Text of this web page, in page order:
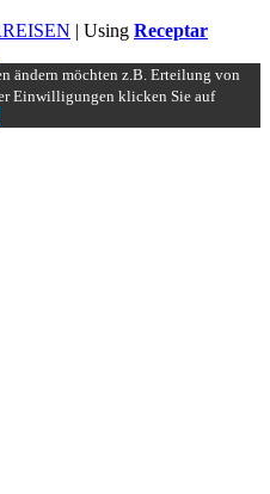
| Using Receptar
ändern möchten z.B. Erteilung von
Einwilligungen klicken Sie auf